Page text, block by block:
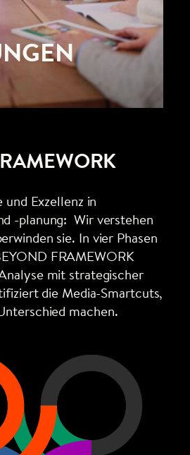
Exzellenz in
-planung: Wir verstehen
sie. In vier Phasen
FRAMEWORK
mit strategischer
die Media-Smartcuts,
machen.